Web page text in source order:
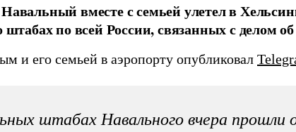
вместе с семьей улетел в
штабах по всей России, связанных с делом
и его семьей в аэропорту опубликовал
штабах Навального вчера прошли